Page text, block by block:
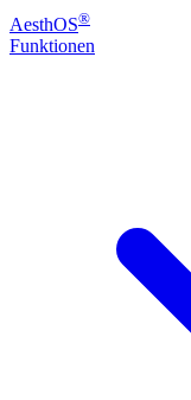
AesthOS®
Funktionen